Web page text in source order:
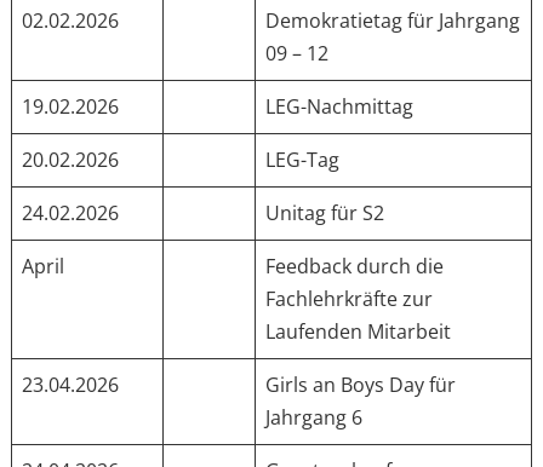
02.02.2026
Demokratietag für Jahrgang
09 – 12
19.02.2026
LEG-Nachmittag
20.02.2026
LEG-Tag
24.02.2026
Unitag für S2
April
Feedback durch die
Fachlehrkräfte zur
Laufenden Mitarbeit
23.04.2026
Girls an Boys Day für
Jahrgang 6